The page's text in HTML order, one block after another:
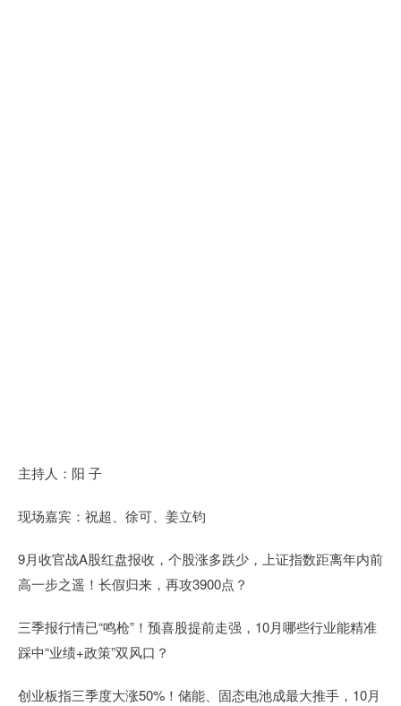
主持人：阳 子
现场嘉宾：祝超、徐可、姜立钧
9月收官战A股红盘报收，个股涨多跌少，上证指数距离年内前
高一步之遥！长假归来，再攻3900点？
三季报行情已“鸣枪”！预喜股提前走强，10月哪些行业能精准
踩中“业绩+政策”双风口？
创业板指三季度大涨50%！储能、固态电池成最大推手，10月